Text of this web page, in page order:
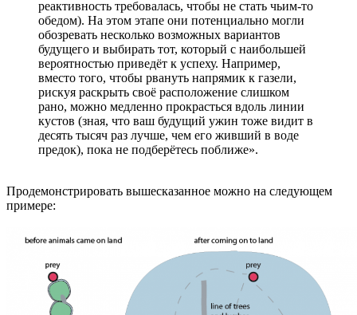
реактивность требовалась, чтобы не стать чьим-то
обедом). На этом этапе они потенциально могли
обозревать несколько возможных вариантов
будущего и выбирать тот, который с наибольшей
вероятностью приведёт к успеху. Например,
вместо того, чтобы рвануть напрямик к газели,
рискуя раскрыть своё расположение слишком
рано, можно медленно прокрасться вдоль линии
кустов (зная, что ваш будущий ужин тоже видит в
десять тысяч раз лучше, чем его живший в воде
предок), пока не подберётесь поближе».
Продемонстрировать вышесказанное можно на следующем
примере: